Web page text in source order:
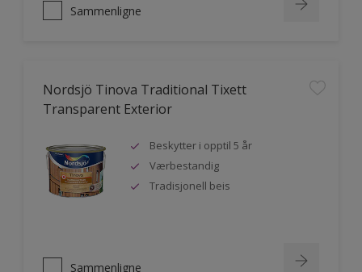
Sammenligne
Nordsjö Tinova Traditional Tixett
Transparent Exterior
Beskytter i opptil 5 år
Værbestandig
Tradisjonell beis
Sammenligne